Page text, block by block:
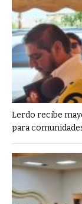
Lerdo recibe
para